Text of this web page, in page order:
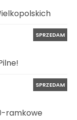
SPRZEDAM
SPRZEDAM
ramkowe